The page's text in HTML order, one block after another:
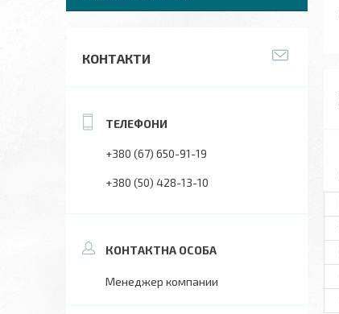
КОНТАКТИ
+380 (67) 650-91-19
+380 (50) 428-13-10
Менеджер компании